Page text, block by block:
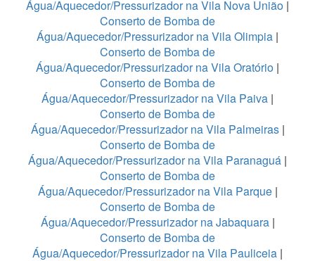
Água/Aquecedor/Pressurizador na Vila Nova União |
Conserto de Bomba de
Água/Aquecedor/Pressurizador na Vila Olimpia |
Conserto de Bomba de
Água/Aquecedor/Pressurizador na Vila Oratório |
Conserto de Bomba de
Água/Aquecedor/Pressurizador na Vila Paiva |
Conserto de Bomba de
Água/Aquecedor/Pressurizador na Vila Palmeiras|
Conserto de Bomba de
Água/Aquecedor/Pressurizador na Vila Paranaguá |
Conserto de Bomba de
Água/Aquecedor/Pressurizador na Vila Parque|
Conserto de Bomba de
Água/Aquecedor/Pressurizador na Jabaquara|
Conserto de Bomba de
Água/Aquecedor/Pressurizador na Vila Pauliceia |